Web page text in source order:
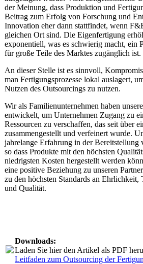
der Meinung, dass Produktion und
Beitrag zum Erfolg von Forschung und
Innovation eher dann stattfindet, wenn
gleichen Ort sind. Die Eigenfertigung
exponentiell, was es schwierig macht, ein
für große Teile des Marktes zugänglich ist.
An dieser Stelle ist es sinnvoll,
man Fertigungsprozesse lokal auslagert,
Nutzen des Outsourcings zu nutzen.
Wir als Familienunternehmen haben unsere
entwickelt, um Unternehmen Zugang zu
Ressourcen zu verschaffen, das seit über
zusammengestellt und verfeinert wurde.
jahrelange Erfahrung in der Bereitstellung
so dass Produkte mit den höchsten
niedrigsten Kosten hergestellt werden
eine positive Beziehung zu unseren
zu den höchsten Standards an Ehrlichkeit,
und Qualität.
Downloads:
Laden Sie hier den Artikel als PDF
Leitfaden zum Outsourcing der